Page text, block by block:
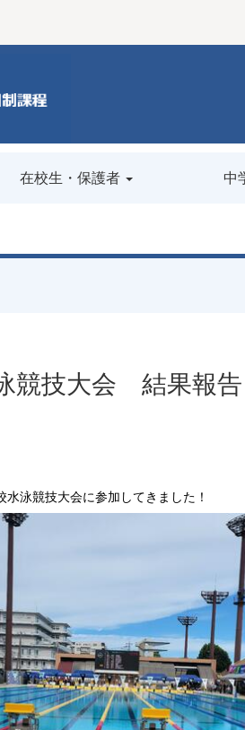
在校生・保護者 中
競技大会 結果報告
水泳競技大会に参加してきました！